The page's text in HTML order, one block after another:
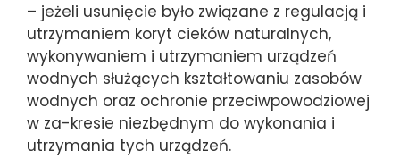
– jeżeli usunięcie było związane z regulacją i
utrzymaniem koryt cieków naturalnych,
wykonywaniem i utrzymaniem urządzeń
wodnych służących kształtowaniu zasobów
wodnych oraz ochronie przeciwpowodziowej
w za-kresie niezbędnym do wykonania i
utrzymania tych urządzeń.